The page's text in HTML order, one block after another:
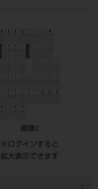
画像2
※ログインすると
拡大表示できます